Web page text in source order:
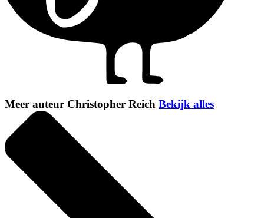
Meer auteur Christopher Reich Bekijk alles